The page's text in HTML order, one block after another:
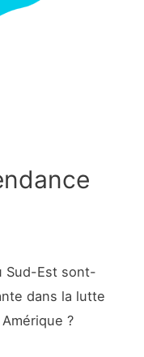
Sud-Est sont-
dans la lutte
?